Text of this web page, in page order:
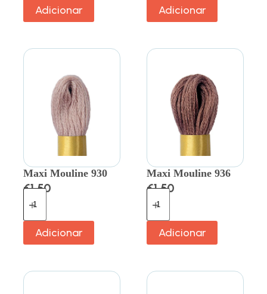
Adicionar Adicionar
Maxi Mouline 930
€1.50
Adicionar
Maxi Mouline 936
€1.50
Adicionar